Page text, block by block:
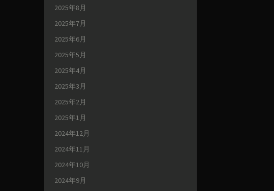
2025年8月
2025年7月
2025年6月
2025年5月
2025年4月
2025年3月
2025年2月
2025年1月
2024年12月
2024年11月
2024年10月
2024年9月